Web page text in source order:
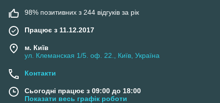
98% позитивних з 244 відгуків за рік
Працює з 11.12.2017
м. Київ
ул. Клеманская 1/5. оф. 22., Київ, Україна
Контакти
Сьогодні працює з 09:00 до 18:00
Показати весь графік роботи